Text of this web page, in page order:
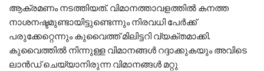
ആക്രമണം നടത്തിയത്. വിമാനത്താവളത്തിൽ കനത്ത
നാശനഷ്ടമുണ്ടായിട്ടുണ്ടെന്നും നിരവധി പേർക്ക്
പരുക്കേറ്റെന്നും കുവൈത്ത് മിലിട്ടറി വ്യക്തമാക്കി.
കുവൈത്തിൽ നിന്നുള്ള വിമാനങ്ങൾ റദ്ദാക്കുകയും അവിടെ
ലാൻഡ് ചെയ്യാനിരുന്ന വിമാനങ്ങൾ മറ്റു